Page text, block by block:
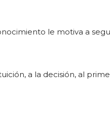
le motiva a
a la decisión, al